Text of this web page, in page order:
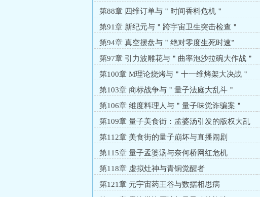
第88章 四维订单与＂时间香料危机＂
第91章 新纪元与＂跨宇宙卫生突击检查＂
第94章 真空摆盘与＂绝对零度生死时速”
第97章 引力波雕花与＂曲率泡沙拉碗大作战＂
第100章 M理论烧烤与＂十一维烤架大决战＂
第103章 商标战争与＂量子法庭大乱斗＂
第106章 维度料理人与＂量子味觉诈骗案＂
第109章 量子美食街：孟婆汤引发的版权大乱
斗第112章 美食街的量子崩坏与直播闹剧
第115章 量子孟婆汤与奈何桥网红危机
第118章 虚拟灶神与青铜觉醒者
第121章 元宇宙药王谷与数据相思病